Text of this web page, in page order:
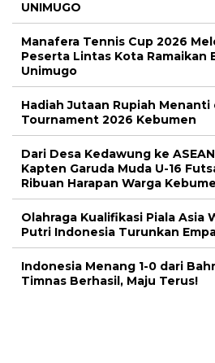
UNIMUGO
Manafera Tennis Cup 2026
Peserta Lintas Kota Ramaikan
Unimugo
Hadiah Jutaan Rupiah
Tournament 2026 Kebumen
Dari Desa Kedawung ke
Kapten Garuda Muda U-16
Ribuan Harapan Warga
Olahraga Kualifikasi Piala Asia
Putri Indonesia Turunkan
Indonesia Menang 1-0 dari
Timnas Berhasil, Maju Terus!